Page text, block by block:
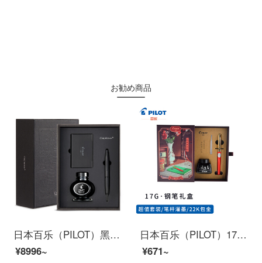
お勧め商品
日本百乐（PILOT）黑武士钢笔套装礼盒 按键式自来水笔 18k金尖签字笔限量版 FC-1800 黑色 M尖
¥8996~
日本百乐（PILOT）17G钢笔套装配墨水怀旧礼盒学生用成人练字送礼灌墨式F咀 红AMS17G3FR-I30B
¥671~